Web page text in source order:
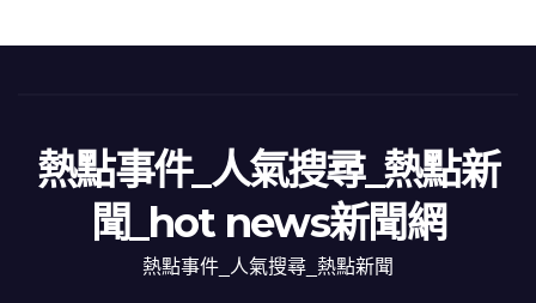
熱點事件_人氣搜尋_熱點新
聞_hot news新聞網
熱點事件_人氣搜尋_熱點新聞